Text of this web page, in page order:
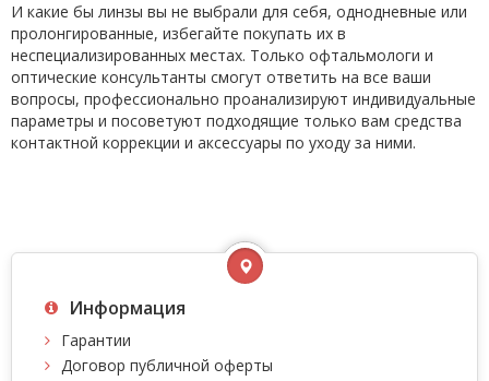
И какие бы линзы вы не выбрали для себя, однодневные или
пролонгированные, избегайте покупать их в
неспециализированных местах. Только офтальмологи и
оптические консультанты смогут ответить на все ваши
вопросы, профессионально проанализируют индивидуальные
параметры и посоветуют подходящие только вам средства
контактной коррекции и аксессуары по уходу за ними.
Информация
Гарантии
Договор публичной оферты